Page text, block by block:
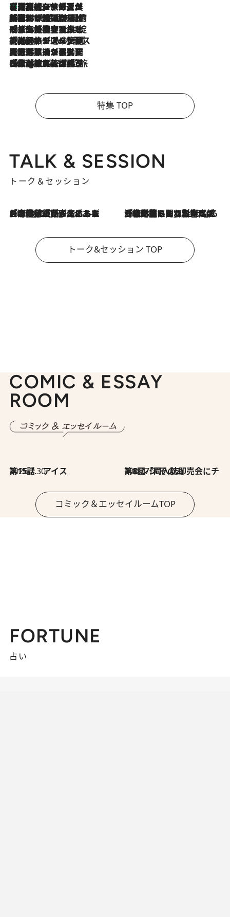
2026.8.7
【厳選旅コスメ】「多機能アイテムがメイン！」旅好き美容エディターが選んだ夏旅ベストコスメを発表【Mサイズジップ】
2026.8.6
「荷物が増えるほど旅ストレスは増す」美容ジャーナリストがたどり着いた最終結論。“化粧品を劇的に減らす”感動の凝縮美容とは
2026.8.6
「旅先には金髪ウィッグを持参」日本と同じメイクでは損してる!? 美容ジャーナリストが提案する“掟破りの旅美容”とは
2026.8.6
【厳選旅コスメ】「身軽さ＆UV対策重視！」ヘアアーティストshucoが選んだ夏旅ベストコスメを発表【Mサイズジップ】
2026.8.5
【厳選旅コスメ】国内をあちこち移動する河井菜摘が選んだ夏旅ベストコスメ発表！「リラックスアイテムはマスト」【Mサイズジップ】
2026.8.4
【厳選旅コスメ】「紫外線＆乾燥対策しながらメイク感も！」ヘア＆メイクGeorgeが選んだ夏旅ベストコスメを発表！【Mサイズジップ】
特集 TOP
TALK & SESSION
トーク＆セッション
2026.8.3
「今後値上げがあるとすれば…」「リスクがあるのは今年の冬」エネルギー専門家が語る、ホルムズ海峡封鎖が家庭にもたらす“ある心配” 2026.8.3
「住宅建てられない…」「サーチャージ料の高値が続いている」ホルムズ海峡封鎖による影響はいつまで続く？《エネルギー専門家に聞く“どうなる日本の暮らし”》
トーク&セッション TOP
COMIC & ESSAY
ROOM
2026.7.30
第15話 アイス 2026.7.30
第8回「同人誌即売会にチャレンジ その2」
コミック＆エッセイルームTOP
FORTUNE
占い